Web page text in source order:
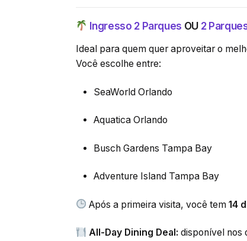
Ingresso 2 Parques OU 2
Ideal para quem quer aproveitar o
Você escolhe entre:
SeaWorld Orlando
Aquatica Orlando
Busch Gardens Tampa Bay
Adventure Island Tampa Bay
Após a primeira visita, você tem 14
All-Day Dining Deal: disponível nos